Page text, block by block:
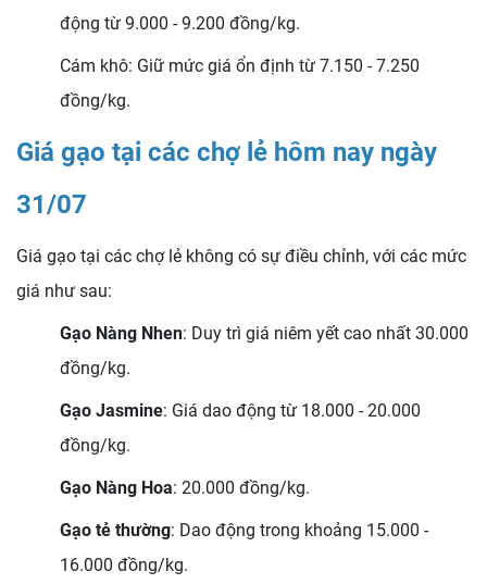
động từ 9.000 - 9.200 đồng/kg.
Cám khô: Giữ mức giá ổn định từ 7.150 - 7.250
đồng/kg.
Giá gạo tại các chợ lẻ hôm nay ngày
31/07
Giá gạo tại các chợ lẻ không có sự điều chỉnh, với các mức
giá như sau:
Gạo Nàng Nhen: Duy trì giá niêm yết cao nhất 30.000
đồng/kg.
Gạo Jasmine: Giá dao động từ 18.000 - 20.000
đồng/kg.
Gạo Nàng Hoa: 20.000 đồng/kg.
Gạo tẻ thường: Dao động trong khoảng 15.000 -
16.000 đồng/kg.